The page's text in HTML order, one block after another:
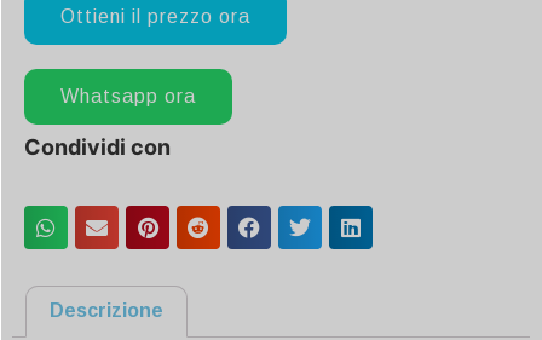
Ottieni il prezzo ora
Whatsapp ora
Condividi con
Descrizione